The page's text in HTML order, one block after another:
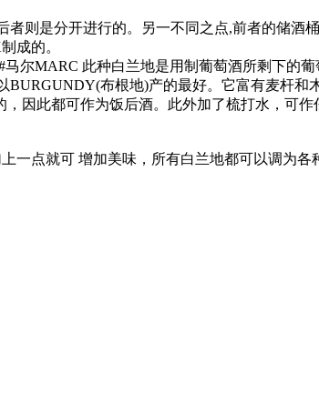
则是分开进行的。另一不同之点,前者的储酒
成的。
尔MARC 此种白兰地是用制葡萄酒所剩下的
布根地)产的最好。它富有麦杆和
因此都可作为饭后酒。此外加了梳打水，可
一点就可 增加美味，所有白兰地都可以调为各